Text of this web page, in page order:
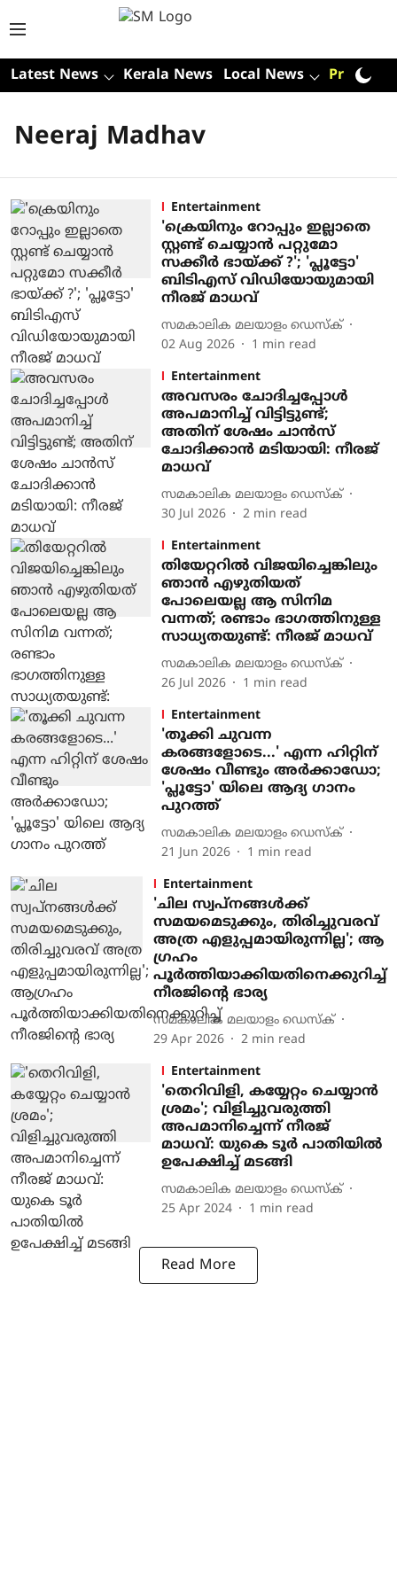
Latest News Kerala News Local News Premium
Neeraj Madhav
Entertainment
'ക്രെയിനും റോപ്പും ഇല്ലാതെ
സ്റ്റണ്ട് ചെയ്യാൻ പറ്റുമോ
സക്കീർ ഭായ്ക്ക് ?'; 'പ്ലൂട്ടോ'
ബിടിഎസ് വിഡിയോയുമായി
നീരജ് മാധവ്
സമകാലിക മലയാളം ഡെസ്ക്
02 Aug 2026
1 min read
Entertainment
അവസരം ചോദിച്ചപ്പോള്‍
അപമാനിച്ച് വിട്ടിട്ടുണ്ട്;
അതിന് ശേഷം ചാന്‍സ്
ചോദിക്കാന്‍ മടിയായി: നീരജ്
മാധവ്
സമകാലിക മലയാളം ഡെസ്ക്
30 Jul 2026
2 min read
Entertainment
തിയേറ്ററില്‍ വിജയിച്ചെങ്കിലും
ഞാന്‍ എഴുതിയത്
പോലെയല്ല ആ സിനിമ
വന്നത്; രണ്ടാം ഭാഗത്തിനുള്ള
സാധ്യതയുണ്ട്: നീരജ് മാധവ്
സമകാലിക മലയാളം ഡെസ്ക്
26 Jul 2026
1 min read
Entertainment
'തൂക്കി ചുവന്ന
കരങ്ങളോടെ...' എന്ന ഹിറ്റിന്
ശേഷം വീണ്ടും അർക്കാഡോ;
'പ്ലൂട്ടോ' യിലെ ആദ്യ ​ഗാനം
പുറത്ത്
സമകാലിക മലയാളം ഡെസ്ക്
21 Jun 2026
1 min read
Entertainment
'ചില സ്വപ്നങ്ങൾക്ക്
സമയമെടുക്കും, തിരിച്ചുവരവ്
അത്ര എളുപ്പമായിരുന്നില്ല'; ആ​
ഗ്രഹം
പൂർത്തിയാക്കിയതിനെക്കുറിച്ച്
നീരജിന്റെ ഭാര്യ
സമകാലിക മലയാളം ഡെസ്ക്
29 Apr 2026
2 min read
Entertainment
'തെറിവിളി, കയ്യേറ്റം ചെയ്യാന്‍
ശ്രമം'; വിളിച്ചുവരുത്തി
അപമാനിച്ചെന്ന് നീരജ്
മാധവ്: യുകെ ടൂര്‍ പാതിയില്‍
ഉപേക്ഷിച്ച് മടങ്ങി
സമകാലിക മലയാളം ഡെസ്ക്
25 Apr 2024
1 min read
Read More